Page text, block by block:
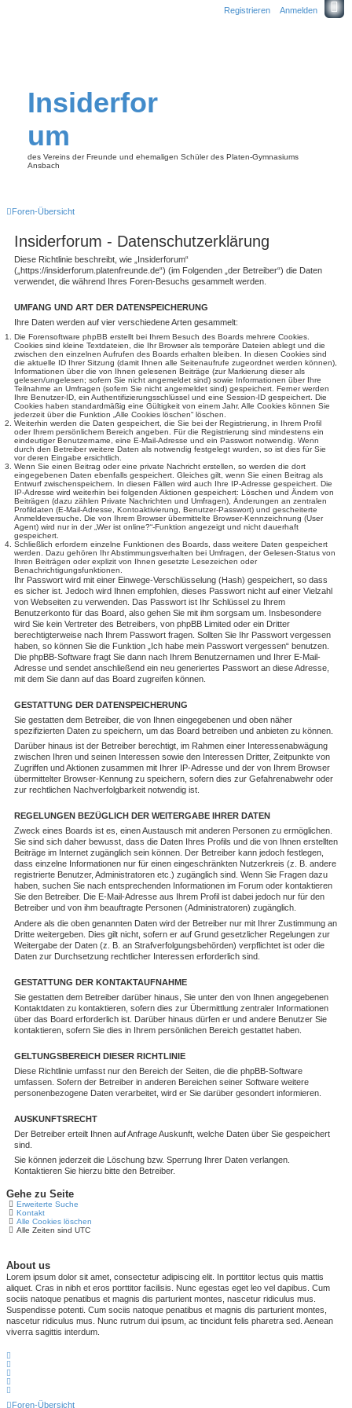
Anmelden
Registrieren
Insiderfor
um
des Vereins der Freunde und ehemaligen Schüler des Platen-Gymnasiums
Ansbach
Foren-Übersicht
Insiderforum - Datenschutzerklärung
Diese Richtlinie beschreibt, wie „Insiderforum“
(„https://insiderforum.platenfreunde.de“) (im Folgenden „der Betreiber“) die Daten
verwendet, die während Ihres Foren-Besuchs gesammelt werden.
UMFANG UND ART DER DATENSPEICHERUNG
Ihre Daten werden auf vier verschiedene Arten gesammelt:
Die Forensoftware phpBB erstellt bei Ihrem Besuch des Boards mehrere Cookies.
Cookies sind kleine Textdateien, die Ihr Browser als temporäre Dateien ablegt und die
zwischen den einzelnen Aufrufen des Boards erhalten bleiben. In diesen Cookies sind
die aktuelle ID Ihrer Sitzung (damit Ihnen alle Seitenaufrufe zugeordnet werden können),
Informationen über die von Ihnen gelesenen Beiträge (zur Markierung dieser als
gelesen/ungelesen; sofern Sie nicht angemeldet sind) sowie Informationen über Ihre
Teilnahme an Umfragen (sofern Sie nicht angemeldet sind) gespeichert. Ferner werden
Ihre Benutzer-ID, ein Authentifizierungsschlüssel und eine Session-ID gespeichert. Die
Cookies haben standardmäßig eine Gültigkeit von einem Jahr. Alle Cookies können Sie
jederzeit über die Funktion „Alle Cookies löschen“ löschen.
Weiterhin werden die Daten gespeichert, die Sie bei der Registrierung, in Ihrem Profil
oder Ihrem persönlichem Bereich angeben. Für die Registrierung sind mindestens ein
eindeutiger Benutzername, eine E-Mail-Adresse und ein Passwort notwendig. Wenn
durch den Betreiber weitere Daten als notwendig festgelegt wurden, so ist dies für Sie
vor deren Eingabe ersichtlich.
Wenn Sie einen Beitrag oder eine private Nachricht erstellen, so werden die dort
eingegebenen Daten ebenfalls gespeichert. Gleiches gilt, wenn Sie einen Beitrag als
Entwurf zwischenspeichern. In diesen Fällen wird auch Ihre IP-Adresse gespeichert. Die
IP-Adresse wird weiterhin bei folgenden Aktionen gespeichert: Löschen und Ändern von
Beiträgen (dazu zählen Private Nachrichten und Umfragen), Änderungen an zentralen
Profildaten (E-Mail-Adresse, Kontoaktivierung, Benutzer-Passwort) und gescheiterte
Anmeldeversuche. Die von Ihrem Browser übermittelte Browser-Kennzeichnung (User
Agent) wird nur in der „Wer ist online?“-Funktion angezeigt und nicht dauerhaft
gespeichert.
Schließlich erfordern einzelne Funktionen des Boards, dass weitere Daten gespeichert
werden. Dazu gehören Ihr Abstimmungsverhalten bei Umfragen, der Gelesen-Status von
Ihren Beiträgen oder explizit von Ihnen gesetzte Lesezeichen oder
Benachrichtigungsfunktionen.
Ihr Passwort wird mit einer Einwege-Verschlüsselung (Hash) gespeichert, so dass
es sicher ist. Jedoch wird Ihnen empfohlen, dieses Passwort nicht auf einer Vielzahl
von Webseiten zu verwenden. Das Passwort ist Ihr Schlüssel zu Ihrem
Benutzerkonto für das Board, also gehen Sie mit ihm sorgsam um. Insbesondere
wird Sie kein Vertreter des Betreibers, von phpBB Limited oder ein Dritter
berechtigterweise nach Ihrem Passwort fragen. Sollten Sie Ihr Passwort vergessen
haben, so können Sie die Funktion „Ich habe mein Passwort vergessen“ benutzen.
Die phpBB-Software fragt Sie dann nach Ihrem Benutzernamen und Ihrer E-Mail-
Adresse und sendet anschließend ein neu generiertes Passwort an diese Adresse,
mit dem Sie dann auf das Board zugreifen können.
GESTATTUNG DER DATENSPEICHERUNG
Sie gestatten dem Betreiber, die von Ihnen eingegebenen und oben näher
spezifizierten Daten zu speichern, um das Board betreiben und anbieten zu können.
Darüber hinaus ist der Betreiber berechtigt, im Rahmen einer Interessenabwägung
zwischen Ihren und seinen Interessen sowie den Interessen Dritter, Zeitpunkte von
Zugriffen und Aktionen zusammen mit Ihrer IP-Adresse und der von Ihrem Browser
übermittelter Browser-Kennung zu speichern, sofern dies zur Gefahrenabwehr oder
zur rechtlichen Nachverfolgbarkeit notwendig ist.
REGELUNGEN BEZÜGLICH DER WEITERGABE IHRER DATEN
Zweck eines Boards ist es, einen Austausch mit anderen Personen zu ermöglichen.
Sie sind sich daher bewusst, dass die Daten Ihres Profils und die von Ihnen erstellten
Beiträge im Internet zugänglich sein können. Der Betreiber kann jedoch festlegen,
dass einzelne Informationen nur für einen eingeschränkten Nutzerkreis (z. B. andere
registrierte Benutzer, Administratoren etc.) zugänglich sind. Wenn Sie Fragen dazu
haben, suchen Sie nach entsprechenden Informationen im Forum oder kontaktieren
Sie den Betreiber. Die E-Mail-Adresse aus Ihrem Profil ist dabei jedoch nur für den
Betreiber und von ihm beauftragte Personen (Administratoren) zugänglich.
Andere als die oben genannten Daten wird der Betreiber nur mit Ihrer Zustimmung an
Dritte weitergeben. Dies gilt nicht, sofern er auf Grund gesetzlicher Regelungen zur
Weitergabe der Daten (z. B. an Strafverfolgungsbehörden) verpflichtet ist oder die
Daten zur Durchsetzung rechtlicher Interessen erforderlich sind.
GESTATTUNG DER KONTAKTAUFNAHME
Sie gestatten dem Betreiber darüber hinaus, Sie unter den von Ihnen angegebenen
Kontaktdaten zu kontaktieren, sofern dies zur Übermittlung zentraler Informationen
über das Board erforderlich ist. Darüber hinaus dürfen er und andere Benutzer Sie
kontaktieren, sofern Sie dies in Ihrem persönlichen Bereich gestattet haben.
GELTUNGSBEREICH DIESER RICHTLINIE
Diese Richtlinie umfasst nur den Bereich der Seiten, die die phpBB-Software
umfassen. Sofern der Betreiber in anderen Bereichen seiner Software weitere
personenbezogene Daten verarbeitet, wird er Sie darüber gesondert informieren.
AUSKUNFTSRECHT
Der Betreiber erteilt Ihnen auf Anfrage Auskunft, welche Daten über Sie gespeichert
sind.
Sie können jederzeit die Löschung bzw. Sperrung Ihrer Daten verlangen.
Kontaktieren Sie hierzu bitte den Betreiber.
Gehe zu Seite
Erweiterte Suche
Kontakt
Alle Cookies löschen
Alle Zeiten sind UTC
About us
Lorem ipsum dolor sit amet, consectetur adipiscing elit. In porttitor lectus quis mattis
aliquet. Cras in nibh et eros porttitor facilisis. Nunc egestas eget leo vel dapibus. Cum
sociis natoque penatibus et magnis dis parturient montes, nascetur ridiculus mus.
Suspendisse potenti. Cum sociis natoque penatibus et magnis dis parturient montes,
nascetur ridiculus mus. Nunc rutrum dui ipsum, ac tincidunt felis pharetra sed. Aenean
viverra sagittis interdum.
Foren-Übersicht